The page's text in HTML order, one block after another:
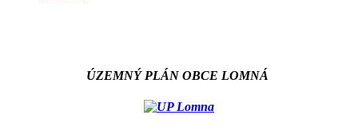
ÚZEMNÝ PLÁN OBCE LOMNÁ